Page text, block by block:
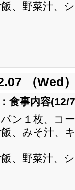
、野菜汁、
（Wed）
食事内容(12/
ン１枚、コ
、みそ汁、
、野菜汁、